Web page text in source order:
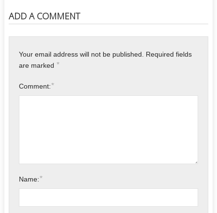
ADD A COMMENT
Your email address will not be published.
Required fields
are marked *
Comment:*
Name:*